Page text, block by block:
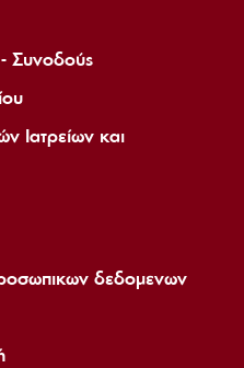
Συνοδούς
Ιατρείων και
δεδομενων